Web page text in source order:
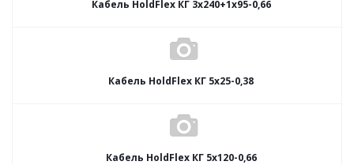
Кабель HoldFlex КГ 3x240+1x95-0,66
Кабель HoldFlex КГ 5x25-0,38
Кабель HoldFlex КГ 5x120-0,66